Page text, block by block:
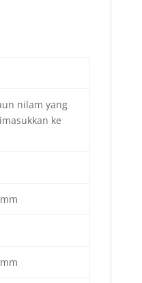
nilam yang
ke